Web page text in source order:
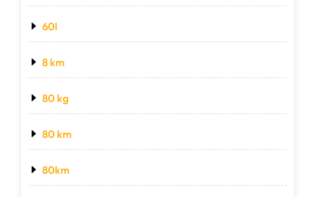
60l
8 km
80 kg
80 km
80km